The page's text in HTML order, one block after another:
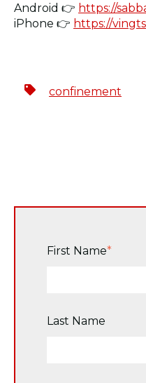
Android 👉 https://
iPhone 👉 https://
confinement
First Name*
Last Name